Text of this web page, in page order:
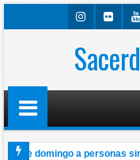
Gra R Be
domingo a personas sin